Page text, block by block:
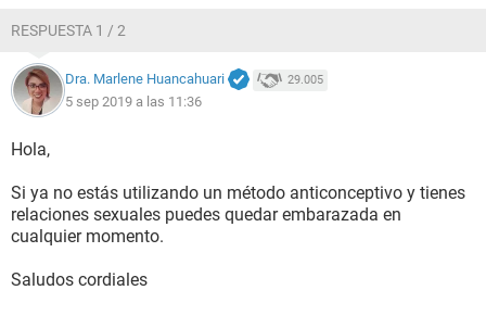
RESPUESTA 1 / 2
Dra. Marlene Huancahuari 29.005
5 sep 2019 a las 11:36
Hola,
Si ya no estás utilizando un método anticonceptivo y tienes
relaciones sexuales puedes quedar embarazada en
cualquier momento.
Saludos cordiales